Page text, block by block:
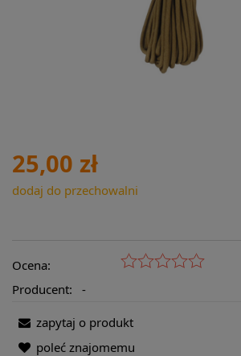
25,00 zł
dodaj do przechowalni
Ocena:
Producent:
-
zapytaj o produkt
poleć znajomemu